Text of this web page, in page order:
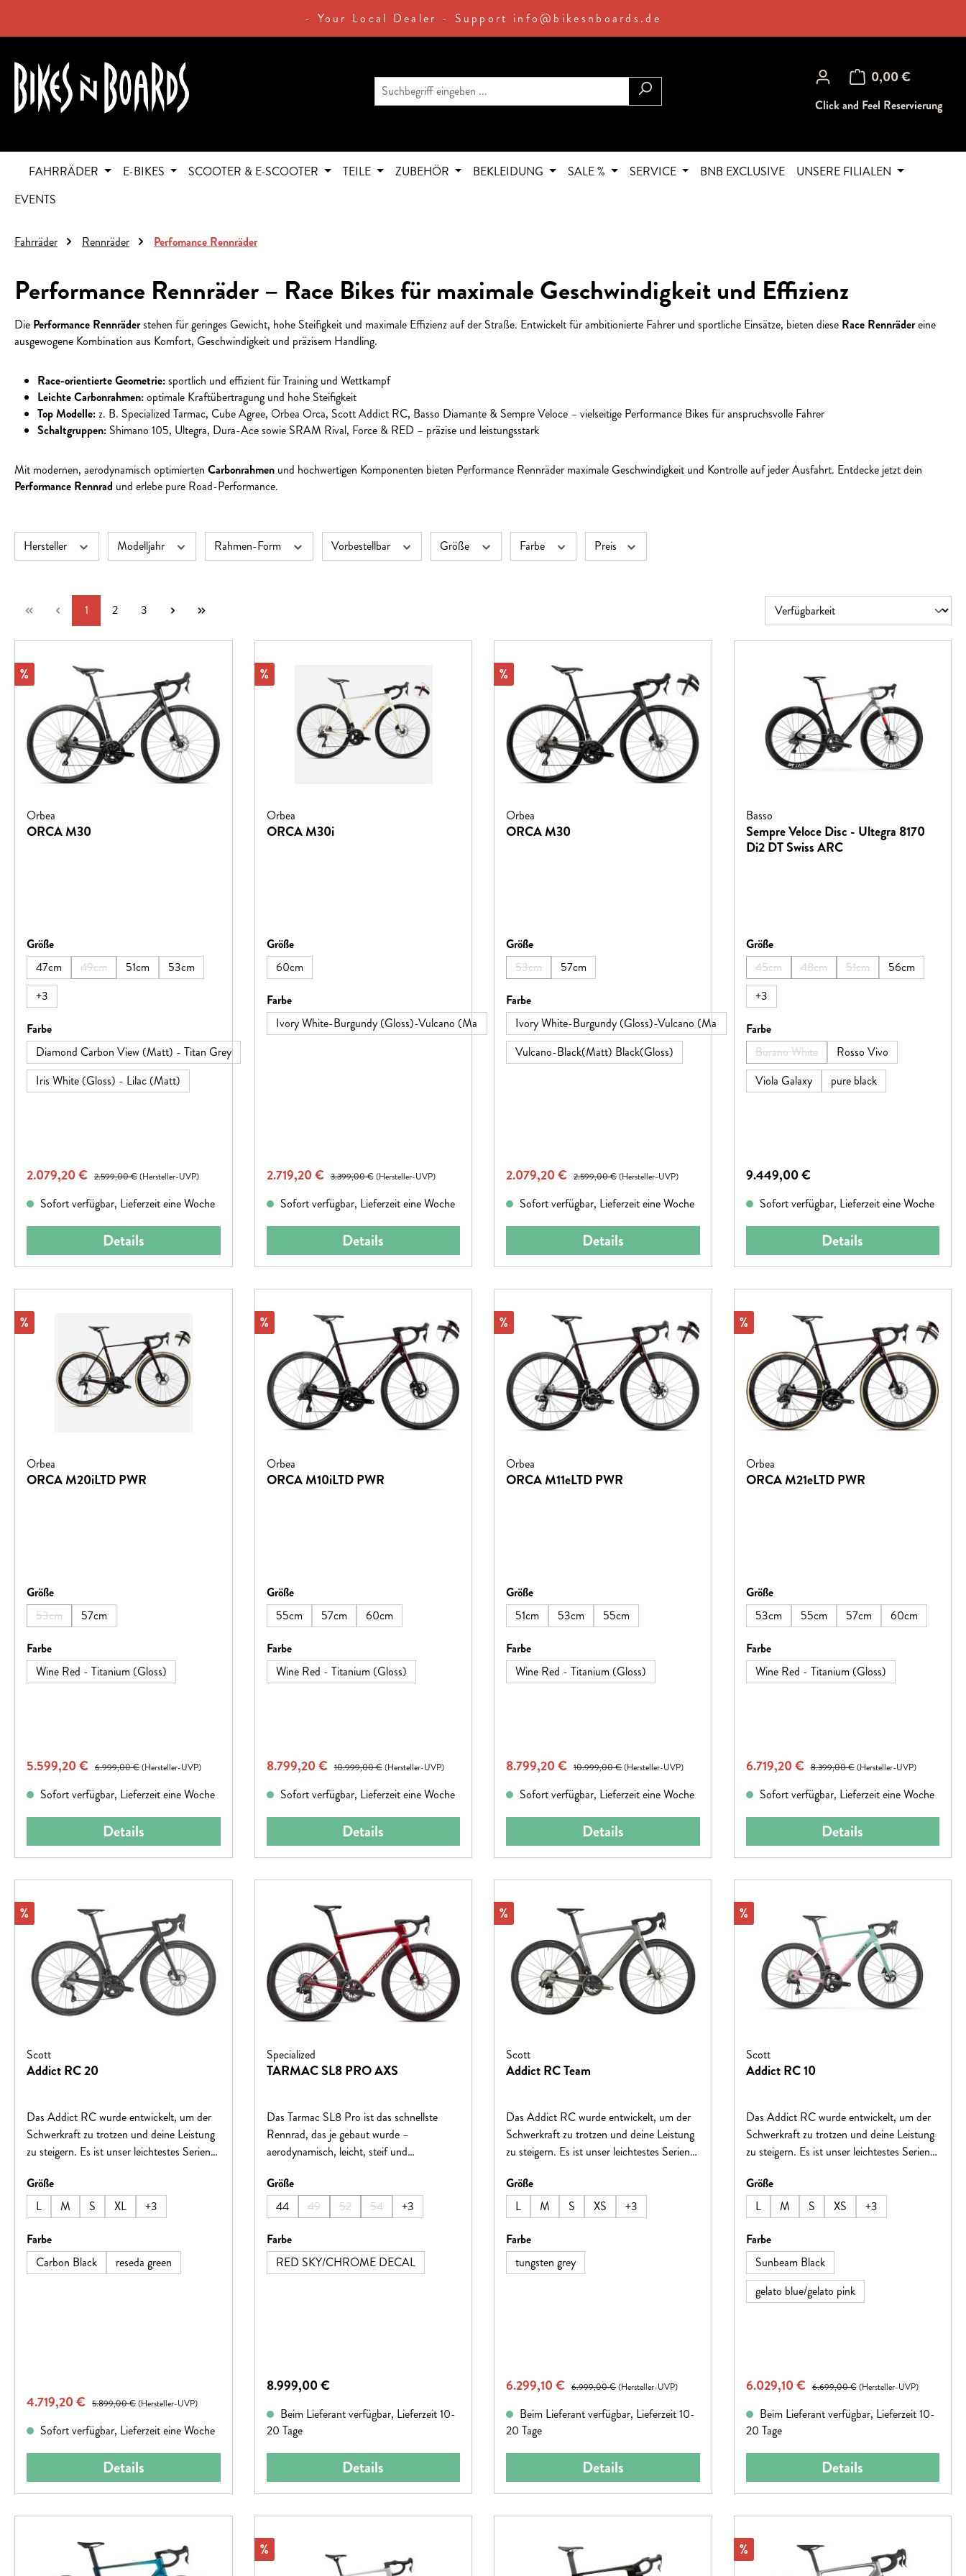
- Your Local Dealer - Support info@bikesnboards.de
0,00 €
Warenkorb enthält 0
Click and Feel Reservierung
FAHRRÄDER E-BIKES SCOOTER & E-SCOOTER TEILE ZUBEHÖR BEKLEIDUNG SALE % SERVICE BNB EXCLUSIVE
UNSERE FILIALEN
EVENTS
Fahrräder Rennräder Perfomance Rennräder
Performance Rennräder – Race Bikes für maximale Geschwindigkeit und Effizienz
Die Performance Rennräderstehen für geringes Gewicht, hohe Steifigkeit und maximale Effizienz auf der Straße. Entwickelt für ambitionierte Fahrer und sportliche Einsätze, bieten diese Race Rennrädereine
ausgewogene Kombination aus Komfort, Geschwindigkeit und präzisem Handling.
Race-orientierte Geometrie:sportlich und effizient für Training und Wettkampf
Leichte Carbonrahmen:optimale Kraftübertragung und hohe Steifigkeit
Top Modelle:z. B. Specialized Tarmac, Cube Agree, Orbea Orca, Scott Addict RC, Basso Diamante & Sempre Veloce – vielseitige Performance Bikes für anspruchsvolle Fahrer
Schaltgruppen: Shimano 105, Ultegra, Dura-Ace sowie SRAM Rival, Force & RED – präzise und leistungsstark
Mit modernen, aerodynamisch optimierten Carbonrahmen und hochwertigen Komponenten bieten Performance Rennräder maximale Geschwindigkeit und Kontrolle auf jeder Ausfahrt. Entdecke jetzt dein
Performance Rennrad und erlebe pure Road-Performance.
Hersteller Modelljahr Rahmen-Form Vorbestellbar Größe Farbe Preis
Seite
1 Seite
2 Seite
3
Rabatt
%
Orbea
ORCA M30
Größeauswählen
47cm
49cm
(Diese Option ist zurzeit nicht verfügbar.)
51cm
53cm
+3
Farbeauswählen
Diamond Carbon View (Matt) - Titan Grey
Iris White (Gloss) - Lilac (Matt)
Verkaufspreis:
2.079,20 € Regulärer Preis:
2.599,00 €(Hersteller-UVP)
Sofort verfügbar, Lieferzeit eine Woche
Details
Rabatt
%
Orbea
ORCA M30i
Größeauswählen
60cm
Farbeauswählen
Ivory White-Burgundy (Gloss)-Vulcano (Ma
Verkaufspreis:
2.719,20 € Regulärer Preis:
3.399,00 €(Hersteller-UVP)
Sofort verfügbar, Lieferzeit eine Woche
Details
Rabatt
%
Orbea
ORCA M30
Größeauswählen
53cm
(Diese Option ist zurzeit nicht verfügbar.)
57cm
Farbeauswählen
Ivory White-Burgundy (Gloss)-Vulcano (Ma
Vulcano-Black(Matt) Black(Gloss)
Verkaufspreis:
2.079,20 € Regulärer Preis:
2.599,00 €(Hersteller-UVP)
Sofort verfügbar, Lieferzeit eine Woche
Details
Basso
Sempre Veloce Disc - Ultegra 8170
Di2 DT Swiss ARC
Größeauswählen
45cm
(Diese Option ist zurzeit nicht verfügbar.)
48cm
(Diese Option ist zurzeit nicht
51cm
(Diese Option ist zurzeit
56cm
+3
Farbeauswählen
Burano White
(Diese Option ist zurzeit nicht verfügbar.)
Rosso Vivo
Viola Galaxy
pure black
Regulärer Preis:
9.449,00 €
Sofort verfügbar, Lieferzeit eine Woche
Details
Rabatt
%
Orbea
ORCA M20iLTD PWR
Größeauswählen
53cm
(Diese Option ist zurzeit nicht verfügbar.)
57cm
Farbeauswählen
Wine Red - Titanium (Gloss)
Verkaufspreis:
5.599,20 € Regulärer Preis:
6.999,00 €(Hersteller-UVP)
Sofort verfügbar, Lieferzeit eine Woche
Details
Rabatt
%
Orbea
ORCA M10iLTD PWR
Größeauswählen
55cm
57cm
60cm
Farbeauswählen
Wine Red - Titanium (Gloss)
Verkaufspreis:
8.799,20 € Regulärer Preis:
10.999,00 €(Hersteller-UVP)
Sofort verfügbar, Lieferzeit eine Woche
Details
Rabatt
%
Orbea
ORCA M11eLTD PWR
Größeauswählen
51cm
53cm
55cm
Farbeauswählen
Wine Red - Titanium (Gloss)
Verkaufspreis:
8.799,20 € Regulärer Preis:
10.999,00 €(Hersteller-UVP)
Sofort verfügbar, Lieferzeit eine Woche
Details
Rabatt
%
Orbea
ORCA M21eLTD PWR
Größeauswählen
53cm
55cm 57cm
60cm
Farbeauswählen
Wine Red - Titanium (Gloss)
Verkaufspreis:
6.719,20 € Regulärer Preis:
8.399,00 €(Hersteller-UVP)
Sofort verfügbar, Lieferzeit eine Woche
Details
Rabatt
%
Scott
Addict RC 20
Das Addict RC wurde entwickelt, um der
Schwerkraft zu trotzen und deine Leistung
zu steigern. Es ist unser leichtestes Serien-
Anstiege angreifst oder zur Ziellinie
sprintest, jeder Aspekt dieses Bikes wurde
sorgfältig mit einem einzigen Gedanken
gefertigt – alle anderen im Staub
verschwinden lassen.Hinweis:
Fahrradspezifikationen können ohne
Größeauswählen
L
M S XL +3
Farbeauswählen
Carbon Black
reseda green
Verkaufspreis:
4.719,20 € Regulärer Preis:
5.899,00 €(Hersteller-UVP)
Sofort verfügbar, Lieferzeit eine Woche
Details
Specialized
TARMAC SL8 PRO AXS
Das Tarmac SL8 Pro ist das schnellste
Rennrad, das je gebaut wurde –
aerodynamisch, leicht, steif und
schneller auf 40 km und überzeugt mit der
neuen SRAM Force AXS-Gruppe für
präzises Schalten und müheloses Bremsen.
Größeauswählen
44
49
(Diese Option ist zurzeit nicht verfügbar.)
52
(Diese Option ist zurzeit nicht verfügbar.)
54
(Diese Option ist zurzeit nicht verfügbar.)
+3
Farbeauswählen
RED SKY/CHROME DECAL
Regulärer Preis:
8.999,00 €
Beim Lieferant verfügbar, Lieferzeit 10-
20 Tage
Details
Rabatt
%
Scott
Addict RC Team
Das Addict RC wurde entwickelt, um der
Schwerkraft zu trotzen und deine Leistung
zu steigern. Es ist unser leichtestes Serien-
Anstiege angreifst oder zur Ziellinie
sprintest, jeder Aspekt dieses Bikes wurde
sorgfältig mit einem einzigen Gedanken
gefertigt – alle anderen im Staub
verschwinden lassen.Hinweis:
Fahrradspezifikationen können ohne
Größeauswählen
L
M S XS +3
Farbeauswählen
tungsten grey
Verkaufspreis:
6.299,10 € Regulärer Preis:
6.999,00 €(Hersteller-UVP)
Beim Lieferant verfügbar, Lieferzeit 10-
20 Tage
Details
Rabatt
%
Scott
Addict RC 10
Das Addict RC wurde entwickelt, um der
Schwerkraft zu trotzen und deine Leistung
zu steigern. Es ist unser leichtestes Serien-
Anstiege angreifst oder zur Ziellinie
sprintest, jeder Aspekt dieses Bikes wurde
sorgfältig mit einem einzigen Gedanken
gefertigt – alle anderen im Staub
verschwinden lassen.Hinweis:
Fahrradspezifikationen können ohne
vorherige Ankündigung geändert werden.
Größeauswählen
L
M S XS +3
Farbeauswählen
Sunbeam Black
gelato blue/gelato pink
Verkaufspreis:
6.029,10 € Regulärer Preis:
6.699,00 €(Hersteller-UVP)
Beim Lieferant verfügbar, Lieferzeit 10-
20 Tage
Details
Rabatt
% Rabatt
%